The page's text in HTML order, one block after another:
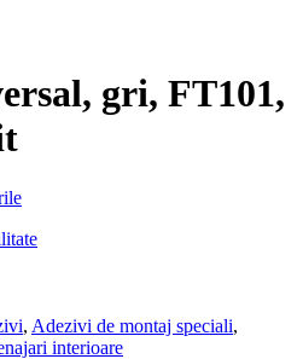
gri, FT101,
, Adezivi de montaj speciali,
interioare